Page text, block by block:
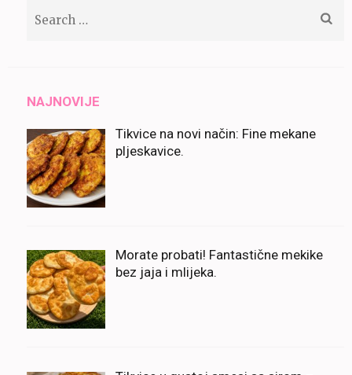
NAJNOVIJE
Tikvice na novi način: Fine mekane
pljeskavice.
Morate probati! Fantastične mekike
bez jaja i mlijeka.